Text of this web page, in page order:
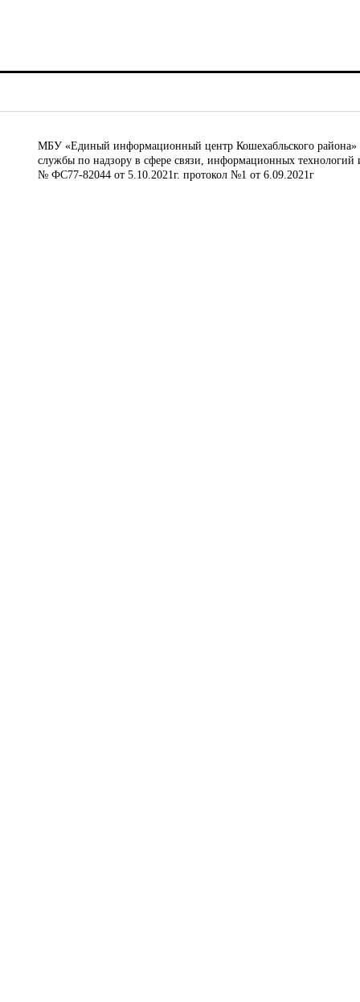
МБУ «Единый информационный центр Кошехабльского района»
службы по надзору в сфере связи, информационных
№ ФС77-82044 от 5.10.2021г. протокол №1 от 6.09.2021г